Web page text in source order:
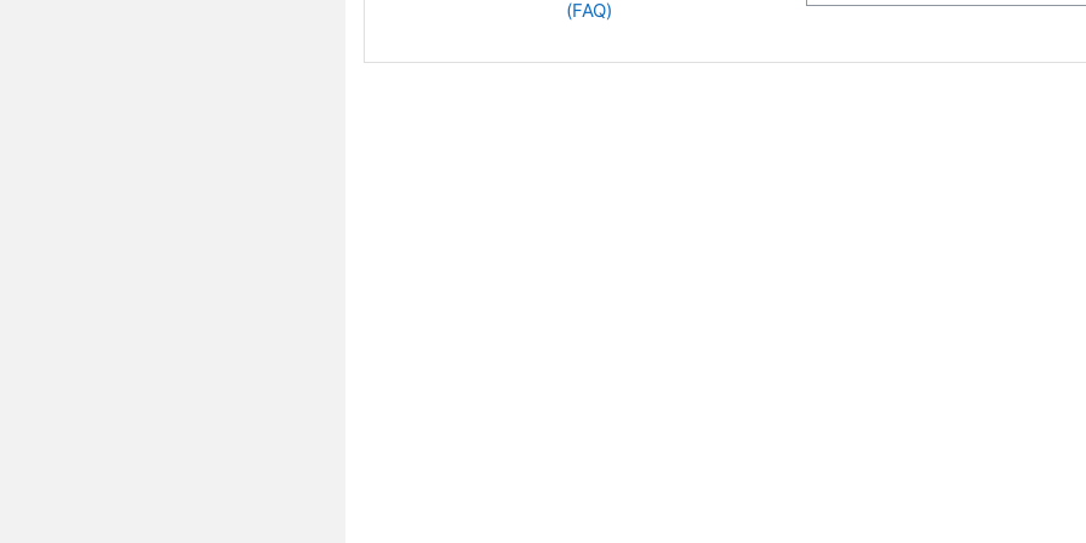
(FAQ)